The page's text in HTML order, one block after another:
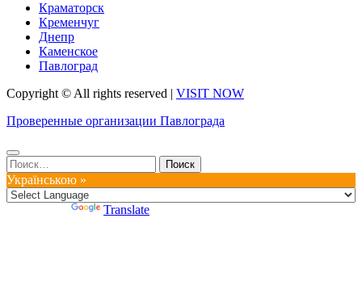
Краматорск
Кременчуг
Днепр
Каменское
Павлоград
Copyright © All rights reserved | VISIT NOW
Проверенные организации Павлограда
Найти:
Українською »
Translate